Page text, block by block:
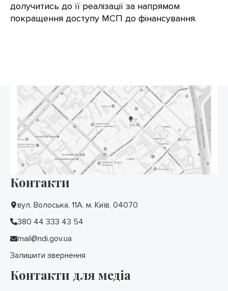
долучитись до її реалізації за напрямом
покращення доступу МСП до фінансування.
Контакти
вул. Волоська, 11А, м. Київ, 04070
380 44 333 43 54
mail@ndi.gov.ua
Залишити звернення
Контакти для медіа